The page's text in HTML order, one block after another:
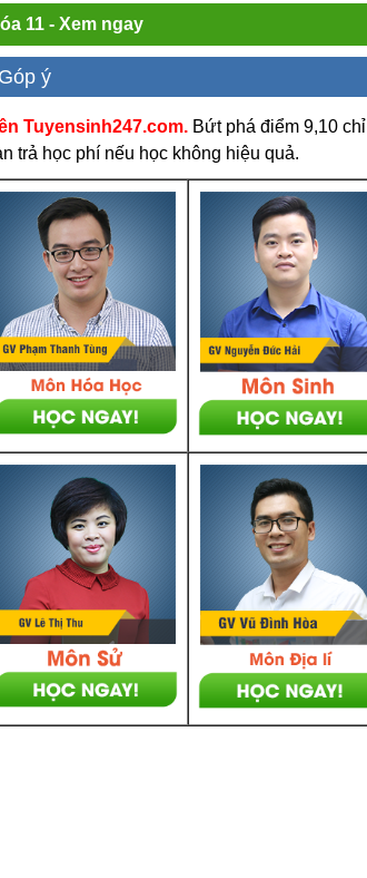
11 - Xem ngay
ý
Tuyensinh247.com. Bứt phá điểm 9,10 chỉ
trả học phí nếu học không hiệu quả.